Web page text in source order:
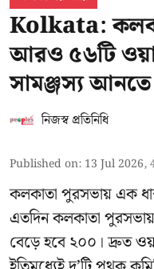
Kolkata:
আরও ৫৬টি
সামঞ্জস্য আনতে
নিজস্ব প্রতিনিধি
Published on: 13 Jul 2026,
কলকাতা পুরসভায় এক
এতদিন কলকাতা পুরসভায়
বেড়ে হবে ২০০। দ্রুত